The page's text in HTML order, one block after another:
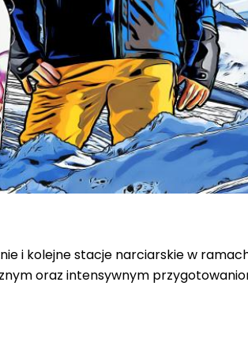
i kolejne stacje narciarskie w
oraz intensywnym